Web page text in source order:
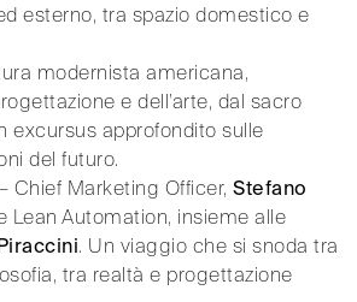
esterno, tra spazio domestico e
modernista americana,
e dell’arte, dal sacro
excursus approfondito sulle
del futuro.
– Chief Marketing Officer,Stefano
Lean Automation, insieme alle
. Un viaggio che si snoda tra
tra realtà e progettazione